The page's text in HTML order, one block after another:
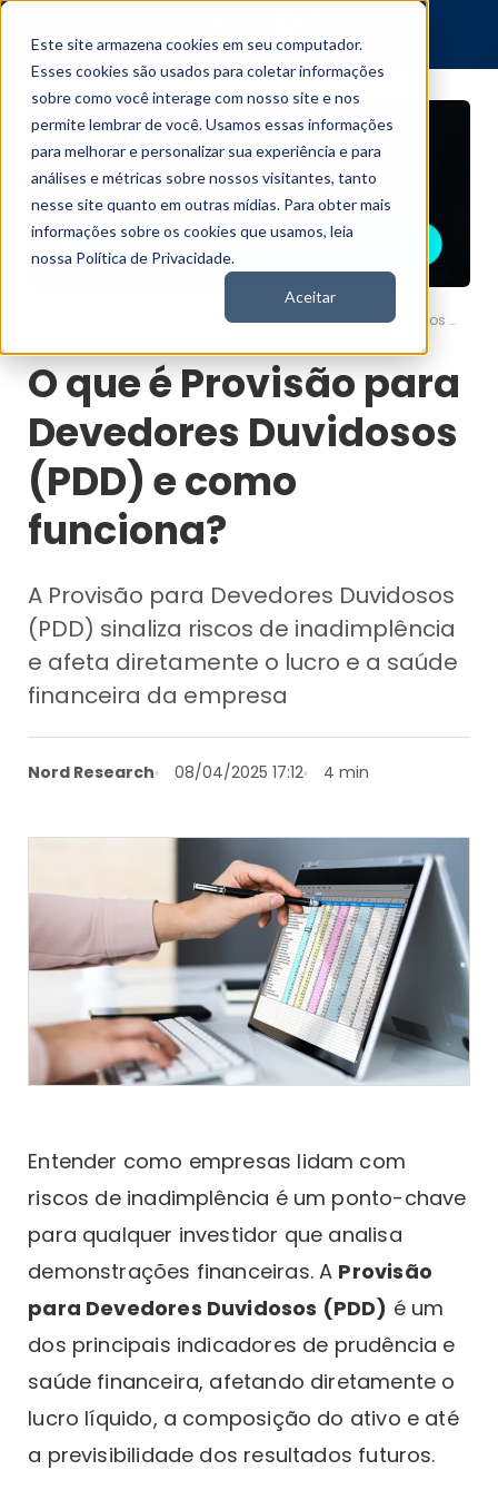
Este site armazena cookies em seu computador.
Esses cookies são usados para coletar informações
sobre como você interage com nosso site e nos
permite lembrar de você. Usamos essas informações
para melhorar e personalizar sua experiência e para
análises e métricas sobre nossos visitantes, tanto
nesse site quanto em outras mídias. Para obter mais
informações sobre os cookies que usamos, leia
nossa Política de Privacidade.
Aceitar
O que é Provisão para Devedores Duvidosos (PDD) e como funciona?
O que é Provisão para
Devedores Duvidosos
(PDD) e como
funciona?
A Provisão para Devedores Duvidosos
(PDD) sinaliza riscos de inadimplência
e afeta diretamente o lucro e a saúde
financeira da empresa
Nord Research 08/04/2025 17:12 4 min
Entender como empresas lidam com
riscos de inadimplência é um ponto-chave
para qualquer investidor que analisa
demonstrações financeiras. A Provisão
para Devedores Duvidosos (PDD) é um
dos principais indicadores de prudência e
saúde financeira, afetando diretamente o
lucro líquido, a composição do ativo e até
a previsibilidade dos resultados futuros.